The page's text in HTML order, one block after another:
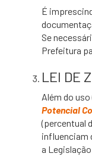
É
Se
Prefeitura
LEI DE
Além do
Potencial
(percentual
influenciam
a